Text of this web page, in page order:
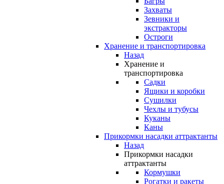
Захваты
Зевники и
экстракторы
Остроги
Хранение и транспортировка
Назад
Хранение и
транспортировка
Садки
Ящики и коробки
Сушилки
Чехлы и тубусы
Куканы
Каны
Прикормки насадки аттрактанты
Назад
Прикормки насадки
аттрактанты
Кормушки
Рогатки и ракеты